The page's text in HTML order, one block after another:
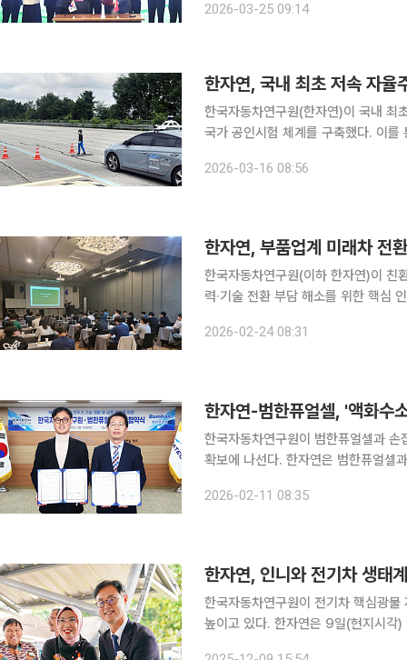
2026-03-25 09:14
한자연, 국내 최초 저속 자율
한국자동차연구원(한자연)이 국내 최
국가 공인시험 체계를 구축했다. 이를
정기구(KOLAS)로부터 인정 범위 확
2026-03-16 08:56
한자연, 부품업계 미래차 전
한국자동차연구원(이하 한자연)이 친
력·기술 전환 부담 해소를 위한 핵심 인재 양성과 지원
대상으로 재직자 직무전환 교육·훈련
2026-02-24 08:31
한자연-범한퓨얼셀, '액화수
한국자동차연구원이 범한퓨얼셀과
확보에 나선다. 한자연은 범한퓨얼셀과 10일 충청남도 천안시 풍세면에 위치한 한국자동차연구원
일 밝혔다. 액화수소는 기체 수소를
2026-02-11 08:35
한자연, 인니와 전기차 생태
한국자동차연구원이 전기차 핵심광
높이고 있다. 한자연은 9일(현지시각) 인도네시아 자카르타 한-인니전기차협력센터(IKEVC)에서